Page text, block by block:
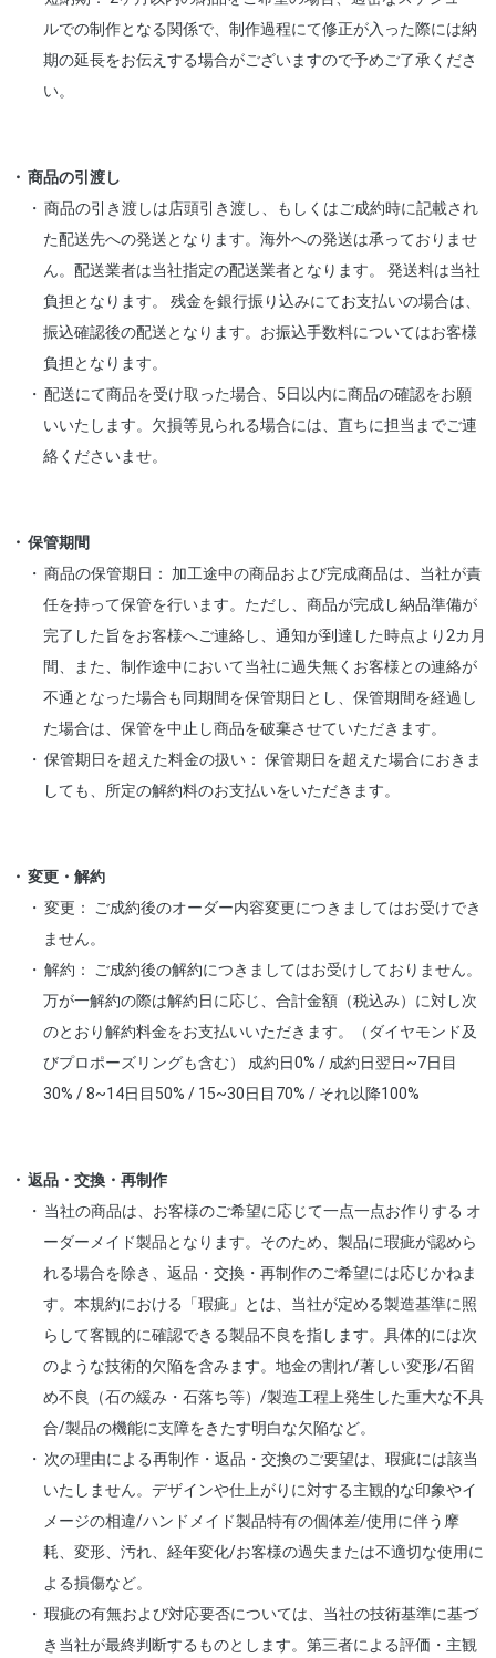
ルでの制作となる関係で、制作過程にて修正が入った際には納
期の延長をお伝えする場合がございますので予めご了承くださ
い。
商品の引渡し
商品の引き渡しは店頭引き渡し、もしくはご成約時に記載され
た配送先への発送となります。海外への発送は承っておりませ
ん。配送業者は当社指定の配送業者となります。 発送料は当社
負担となります。 残金を銀行振り込みにてお支払いの場合は、
振込確認後の配送となります。お振込手数料についてはお客様
負担となります。
配送にて商品を受け取った場合、5日以内に商品の確認をお願
いいたします。欠損等見られる場合には、直ちに担当までご連
絡くださいませ。
保管期間
商品の保管期日： 加工途中の商品および完成商品は、当社が責
任を持って保管を行います。ただし、商品が完成し納品準備が
完了した旨をお客様へご連絡し、通知が到達した時点より2カ月
間、また、制作途中において当社に過失無くお客様との連絡が
不通となった場合も同期間を保管期日とし、保管期間を経過し
た場合は、保管を中止し商品を破棄させていただきます。
保管期日を超えた料金の扱い： 保管期日を超えた場合におきま
しても、所定の解約料のお支払いをいただきます。
変更・解約
変更： ご成約後のオーダー内容変更につきましてはお受けでき
ません。
解約： ご成約後の解約につきましてはお受けしておりません。
万が一解約の際は解約日に応じ、合計金額（税込み）に対し次
のとおり解約料金をお支払いいただきます。（ダイヤモンド及
びプロポーズリングも含む） 成約日0% / 成約日翌日~7日目
30% / 8~14日目50% / 15~30日目70% / それ以降100%
返品・交換・再制作
当社の商品は、お客様のご希望に応じて一点一点お作りする オ
ーダーメイド製品となります。そのため、製品に瑕疵が認めら
れる場合を除き、返品・交換・再制作のご希望には応じかねま
す。本規約における「瑕疵」とは、当社が定める製造基準に照
らして客観的に確認できる製品不良を指します。具体的には次
のような技術的欠陥を含みます。地金の割れ/著しい変形/石留
め不良（石の緩み・石落ち等）/製造工程上発生した重大な不具
合/製品の機能に支障をきたす明白な欠陥など。
次の理由による再制作・返品・交換のご要望は、瑕疵には該当
いたしません。デザインや仕上がりに対する主観的な印象やイ
メージの相違/ハンドメイド製品特有の個体差/使用に伴う摩
耗、変形、汚れ、経年変化/お客様の過失または不適切な使用に
よる損傷など。
瑕疵の有無および対応要否については、当社の技術基準に基づ
き当社が最終判断するものとします。第三者による評価・主観